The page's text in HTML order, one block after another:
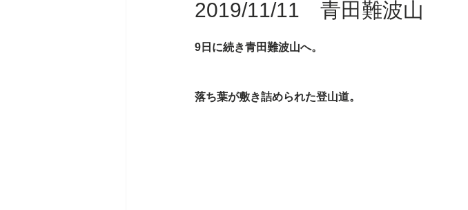
2019/11/11 青田難波山
9日に続き青田難波山へ。
落ち葉が敷き詰められた登山道。